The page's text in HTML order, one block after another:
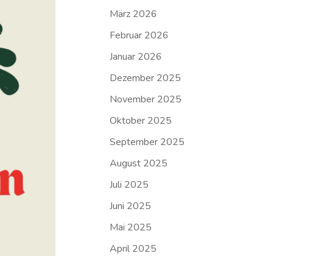
März 2026
Februar 2026
Januar 2026
Dezember 2025
November 2025
Oktober 2025
September 2025
August 2025
Juli 2025
Juni 2025
Mai 2025
April 2025